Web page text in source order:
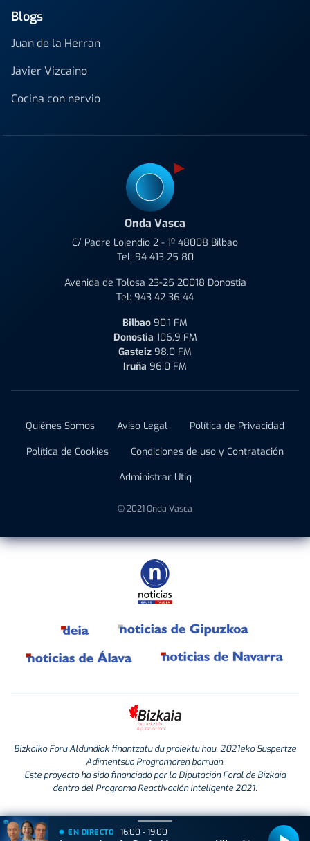
Blogs
Juan de la Herrán
Javier Vizcaino
Cocina con nervio
Onda Vasca
C/ Padre Lojendio 2 - 1º 48008 Bilbao
Tel: 94 413 25 80
Avenida de Tolosa 23-25 20018 Donostia
Tel: 943 42 36 44
Bilbao 90.1 FM
Donostia 106.9 FM
Gasteiz 98.0 FM
Iruña 96.0 FM
Quiénes Somos Aviso Legal
Política de Privacidad
Política de Cookies
Condiciones de uso y Contratación
Administrar Utiq
© 2021 Onda Vasca
Bizkaiko Foru Aldundiak finantzatu du proiektu hau, 2021eko Suspertze
Adimentsua Programaren barruan.
Este proyecto ha sido financiado por la Diputación Foral de Bizkaia
dentro del Programa Reactivación Inteligente 2021.
EN DIRECTO 16:00 - 19:00